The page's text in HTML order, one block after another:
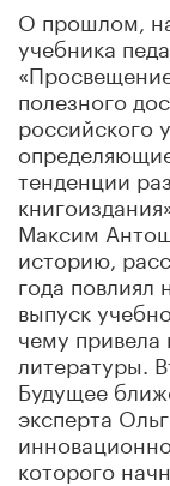
О прошлом,
учебника
полезного
российского
тенденции
Максим
историю,
года повлиял
выпуск
чему привела
литературы.
Будущее
эксперта
которого